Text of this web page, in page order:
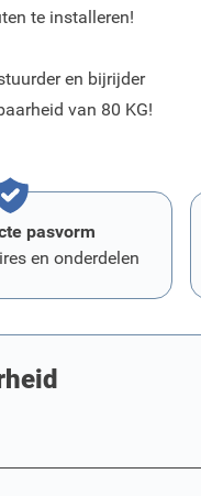
te installeren!
en bijrijder
van 80 KG!
pasvorm
en onderdelen